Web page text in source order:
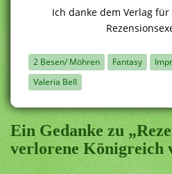
Ich danke dem Verlag
2 Besen/ Möhren Fantasy
Valeria Bell
Ein Gedanke zu
verlorene Königreich